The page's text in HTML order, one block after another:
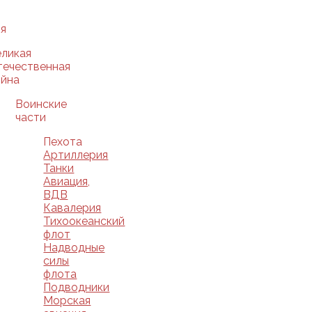
Воинские
части
Пехота
Артиллерия
Танки
Авиация,
ВДВ
Кавалерия
Тихоокеанский
флот
Надводные
силы
флота
Подводники
Морская